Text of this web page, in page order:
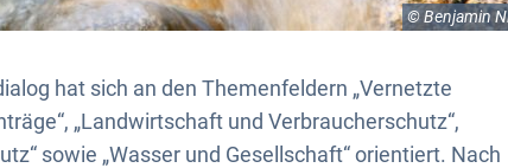
© Benjamin
hat sich an den Themenfeldern „Vernetzte
„Landwirtschaft und Verbraucherschutz“,
sowie „Wasser und Gesellschaft“ orientiert. Nach